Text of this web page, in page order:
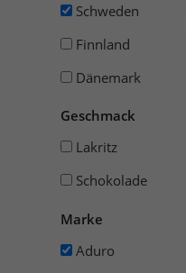
Schweden
Finnland
Dänemark
Geschmack
Lakritz
Schokolade
Marke
Aduro